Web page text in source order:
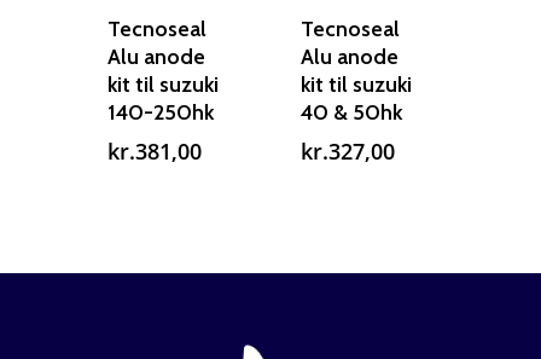
Tecnoseal
Alu anode
kit til suzuki
140-250hk
kr.381,00
Tecnoseal
Alu anode
kit til suzuki
40 & 50hk
kr.327,00
venstre?
T: 75 59 43 22
E: